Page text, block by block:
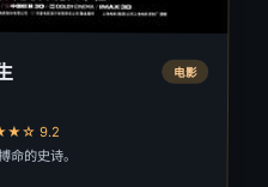
电影
9.2
命的史诗。